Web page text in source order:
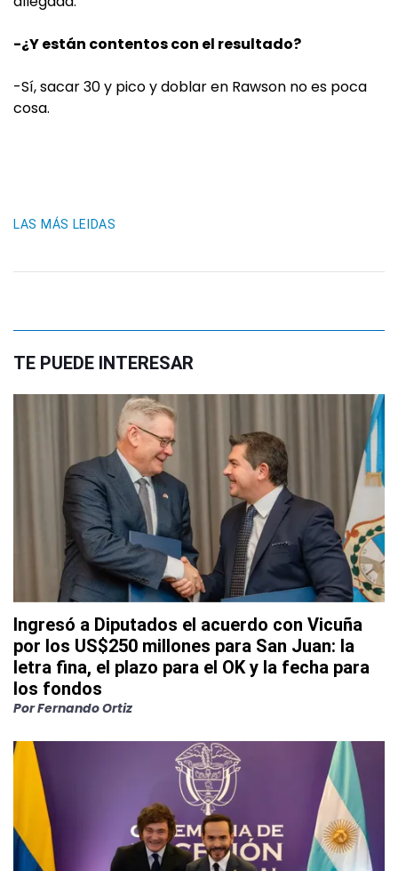
-¿Y están contentos con el resultado?
-Sí, sacar 30 y pico y doblar en Rawson no es poca
cosa.
LAS MÁS LEIDAS
TE PUEDE INTERESAR
Ingresó a Diputados el acuerdo con Vicuña
por los US$250 millones para San Juan: la
letra fina, el plazo para el OK y la fecha para
los fondos
PorFernando Ortiz